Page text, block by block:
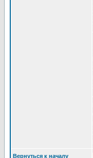
Вернуться к началу